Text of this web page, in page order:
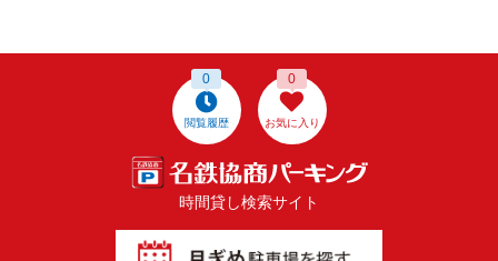
閲覧履歴
0
お気に入り
0
時間貸し検索サイト